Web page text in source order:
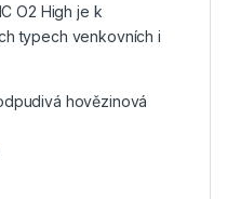
O2 High je k
typech venkovních i
hovězinová